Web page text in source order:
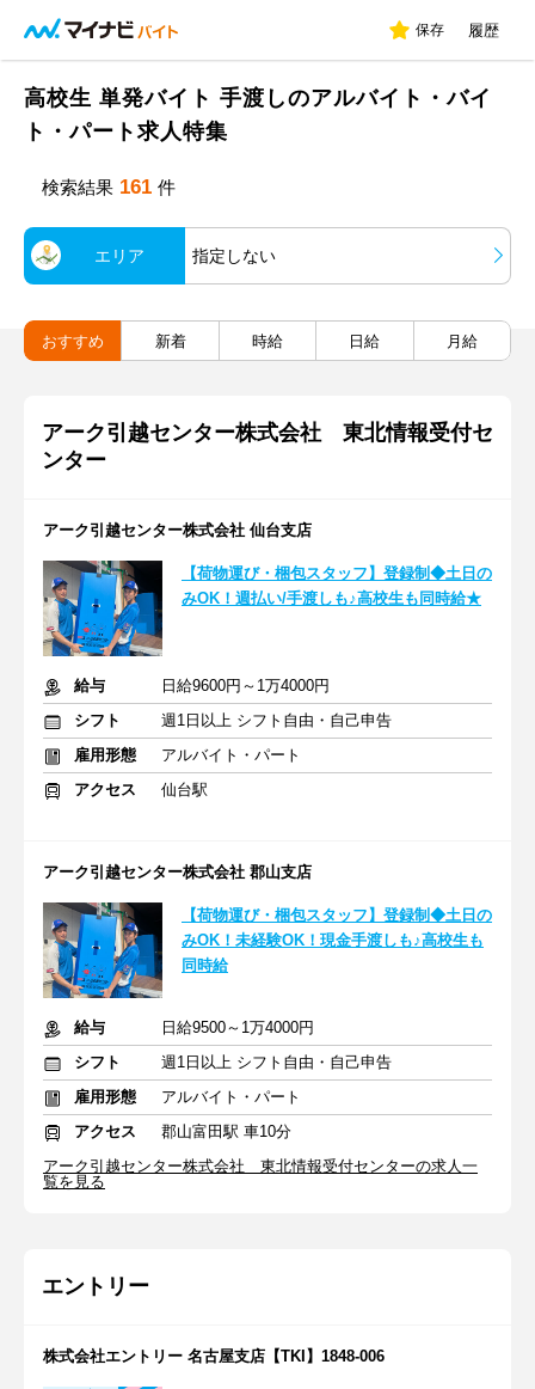
保存 履歴
高校生 単発バイト 手渡しのアルバイト・バイ
ト・パート求人特集
検索結果 161 件
エリア 指定しない
おすすめ 新着 時給 日給 月給
アーク引越センター株式会社 東北情報受付セ
ンター
アーク引越センター株式会社 仙台支店
【荷物運び・梱包スタッフ】登録制◆土日の
みOK！週払い/手渡しも♪高校生も同時給★
給与
日給9600円～1万4000円
シフト
週1日以上 シフト自由・自己申告
雇用形態
アルバイト・パート
アクセス
仙台駅
アーク引越センター株式会社 郡山支店
【荷物運び・梱包スタッフ】登録制◆土日の
みOK！未経験OK！現金手渡しも♪高校生も
同時給
給与
日給9500～1万4000円
シフト
週1日以上 シフト自由・自己申告
雇用形態
アルバイト・パート
アクセス
郡山富田駅 車10分
アーク引越センター株式会社 東北情報受付センターの求人一
覧を見る
エントリー
株式会社エントリー 名古屋支店【TKI】1848-006